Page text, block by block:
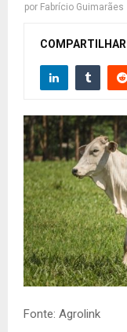
por Fabrício Guimarães
COMPARTILHAR
Fonte: Agrolink